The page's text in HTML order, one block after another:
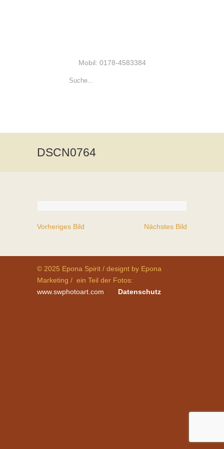
Mobil: 0178-4583384
DSCN0764
Vorheriges Bild Nächstes Bild
© 2025 Epona Spirit / designt by Epona
Marketing / ein Teil der Fotos:
www.swphotoart.com
Datenschutz